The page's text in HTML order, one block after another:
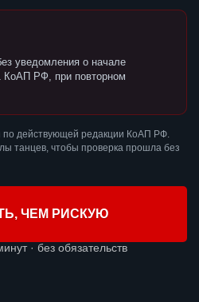
уведомления о начале
КоАП РФ, при повторном
по действующей редакции КоАП РФ.
танцев, чтобы проверка прошла без
ЧЕМ РИСКУЮ
· без обязательств